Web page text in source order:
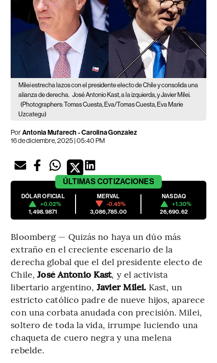
Milei estrecha lazos con el presidente electo de Chile y consolida una
alianza de derecha. José Antonio Kast, a la izquierda, y Javier Milei.
(Photographers: Tomas Cuesta, Eva/Tomas Cuesta, Eva Marie
Uzcategu)
PorAntonia Mufarech - Carolina Gonzalez
16 de diciembre, 2025 | 05:40 PM
ÚLTIMAS COTIZACIONES
DÓLAR OFICIAL
+0.02%
1,498.9871
MERVAL
-0.45%
3,086,785.00
NASDAQ
+1.30%
26,690.62
Bloomberg — Quizás no haya un dúo más
extraño en el creciente escenario de la
derecha global que el del presidente electo de
Chile, José Antonio Kast, y el activista
libertario argentino, Javier Milei. Kast, un
estricto católico padre de nueve hijos, aparece
con una corbata anudada con precisión. Milei,
soltero de toda la vida, irrumpe luciendo una
chaqueta de cuero negra y una melena
rebelde.